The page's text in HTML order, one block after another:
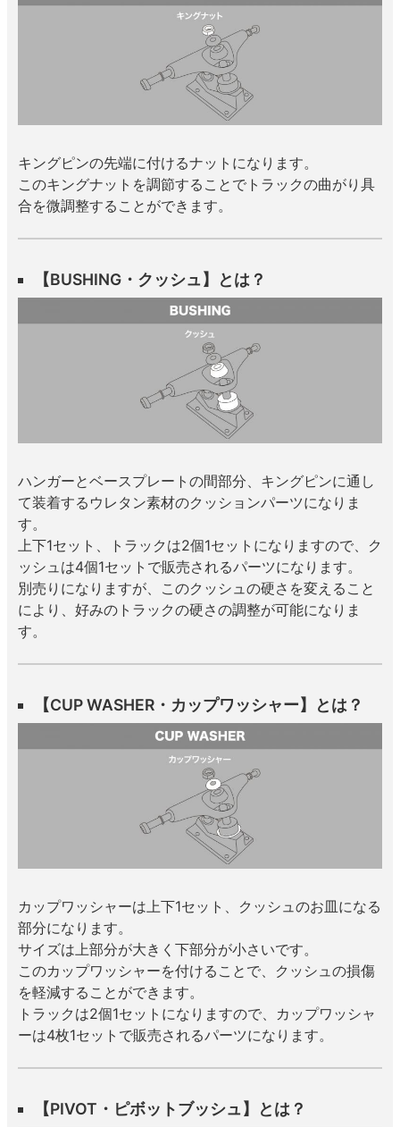
キングピンの先端に付けるナットになります。
このキングナットを調節することでトラックの曲がり具
合を微調整することができます。
【BUSHING・クッシュ】とは？
ハンガーとベースプレートの間部分、キングピンに通し
て装着するウレタン素材のクッションパーツになりま
す。
上下1セット、トラックは2個1セットになりますので、ク
ッシュは4個1セットで販売されるパーツになります。
別売りになりますが、このクッシュの硬さを変えること
により、好みのトラックの硬さの調整が可能になりま
す。
【CUP WASHER・カップワッシャー】とは？
カップワッシャーは上下1セット、クッシュのお皿になる
部分になります。
サイズは上部分が大きく下部分が小さいです。
このカップワッシャーを付けることで、クッシュの損傷
を軽減することができます。
トラックは2個1セットになりますので、カップワッシャ
ーは4枚1セットで販売されるパーツになります。
【PIVOT・ピボットブッシュ】とは？